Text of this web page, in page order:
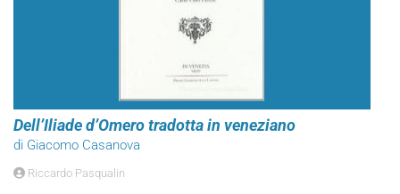
Dell’Iliade d’Omero tradotta in veneziano
di Giacomo Casanova
Riccardo Pasqualin